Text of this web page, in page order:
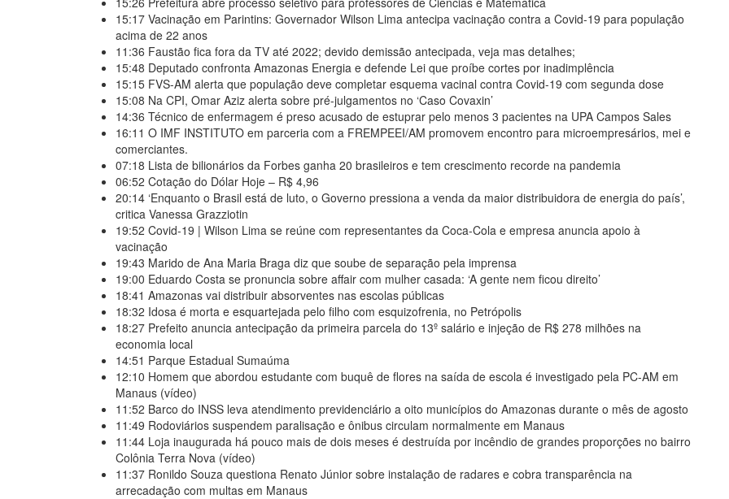
15:17 Vacinação em Parintins: Governador Wilson Lima antecipa vacinação contra a Covid-19 para população
acima de 22 anos
11:36 Faustão fica fora da TV até 2022; devido demissão antecipada, veja mas detalhes;
15:48 Deputado confronta Amazonas Energia e defende Lei que proíbe cortes por inadimplência
15:15 FVS-AM alerta que população deve completar esquema vacinal contra Covid-19 com segunda dose
15:08 Na CPI, Omar Aziz alerta sobre pré-julgamentos no ‘Caso Covaxin’
14:36 Técnico de enfermagem é preso acusado de estuprar pelo menos 3 pacientes na UPA Campos Sales
16:11 O IMF INSTITUTO em parceria com a FREMPEEI/AM promovem encontro para microempresários, mei e
comerciantes.
07:18 Lista de bilionários da Forbes ganha 20 brasileiros e tem crescimento recorde na pandemia
06:52 Cotação do Dólar Hoje – R$ 4,96
20:14 ‘Enquanto o Brasil está de luto, o Governo pressiona a venda da maior distribuidora de energia do país’,
critica Vanessa Grazziotin
19:52 Covid-19 | Wilson Lima se reúne com representantes da Coca-Cola e empresa anuncia apoio à
vacinação
19:43 Marido de Ana Maria Braga diz que soube de separação pela imprensa
19:00 Eduardo Costa se pronuncia sobre affair com mulher casada: ‘A gente nem ficou direito’
18:41 Amazonas vai distribuir absorventes nas escolas públicas
18:32 Idosa é morta e esquartejada pelo filho com esquizofrenia, no Petrópolis
18:27 Prefeito anuncia antecipação da primeira parcela do 13º salário e injeção de R$ 278 milhões na
economia local
14:51 Parque Estadual Sumaúma
12:10 Homem que abordou estudante com buquê de flores na saída de escola é investigado pela PC-AM em
Manaus (vídeo)
11:52 Barco do INSS leva atendimento previdenciário a oito municípios do Amazonas durante o mês de agosto
11:49 Rodoviários suspendem paralisação e ônibus circulam normalmente em Manaus
11:44 Loja inaugurada há pouco mais de dois meses é destruída por incêndio de grandes proporções no bairro
Colônia Terra Nova (vídeo)
11:37 Ronildo Souza questiona Renato Júnior sobre instalação de radares e cobra transparência na
arrecadação com multas em Manaus